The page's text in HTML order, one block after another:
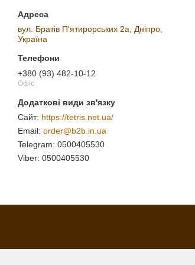
вул. Братів П'ятирорських 2а, Дніпро,
Україна
+380 (93) 482-10-12
Офіс
https://tetris.net.ua/
order@b2b.in.ua
0500405530
0500405530